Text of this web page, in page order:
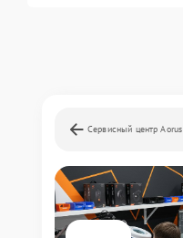
Сервисный центр Aorus